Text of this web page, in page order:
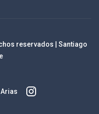
reservados | Santiago